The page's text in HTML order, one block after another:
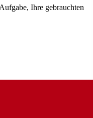
Ihre gebrauchten